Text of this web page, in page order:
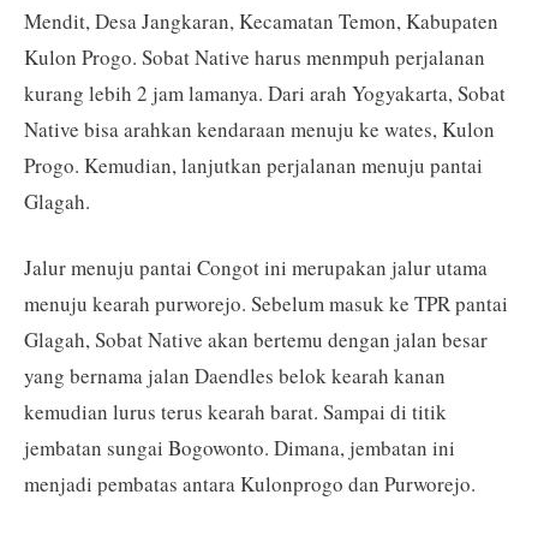
Mendit, Desa Jangkaran, Kecamatan Temon, Kabupaten
Kulon Progo. Sobat Native harus menmpuh perjalanan
kurang lebih 2 jam lamanya. Dari arah Yogyakarta, Sobat
Native bisa arahkan kendaraan menuju ke wates, Kulon
Progo. Kemudian, lanjutkan perjalanan menuju pantai
Glagah.
Jalur menuju pantai Congot ini merupakan jalur utama
menuju kearah purworejo. Sebelum masuk ke TPR pantai
Glagah, Sobat Native akan bertemu dengan jalan besar
yang bernama jalan Daendles belok kearah kanan
kemudian lurus terus kearah barat. Sampai di titik
jembatan sungai Bogowonto. Dimana, jembatan ini
menjadi pembatas antara Kulonprogo dan Purworejo.